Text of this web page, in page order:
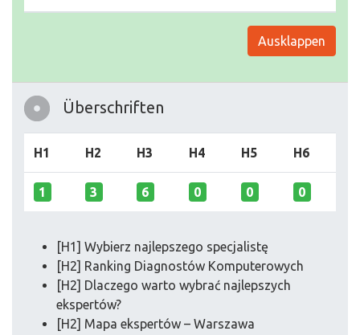
Ausklappen
Überschriften
H1 H2 H3 H4 H5 H6
1 3 6 0 0 0
[H1] Wybierz najlepszego specjalistę
[H2] Ranking Diagnostów Komputerowych
[H2] Dlaczego warto wybrać najlepszych
ekspertów?
[H2] Mapa ekspertów – Warszawa